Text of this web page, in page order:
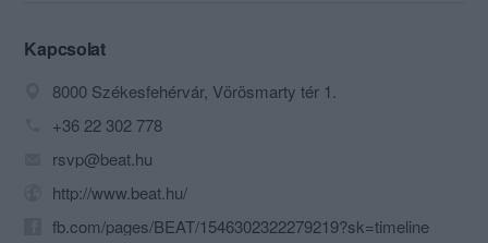
kikapcsolódni a hétköznapok
meglepetésvendégekkel kedveskedünk
a hozzánk betérőknek. Az ízekért és a
hangultért egyaránt felelünk!
Kapcsolat
8000 Székesfehérvár, Vörösmarty tér 1.
+36 22 302 778
rsvp@beat.hu
http://www.beat.hu/
fb.com/pages/BEAT/1546302322279219?sk=timeline